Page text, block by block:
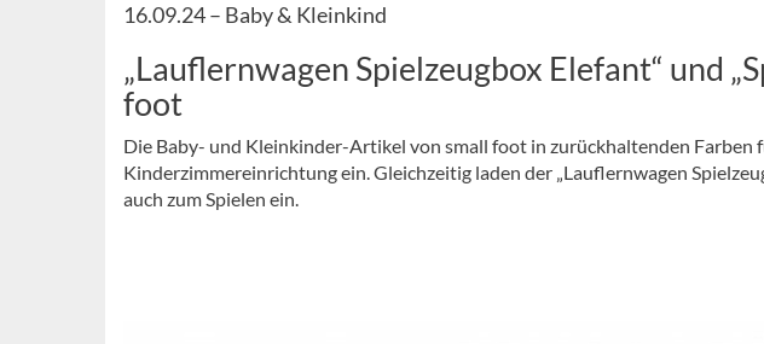
16.09.24 – Baby & Kleinkind
„Lauflernwagen Spielzeugbox Elefant“ und
foot
Die Baby- und Kleinkinder-Artikel von small foot in zurückhaltenden Farben
Kinderzimmereinrichtung ein. Gleichzeitig laden der „Lauflernwagen
auch zum Spielen ein.